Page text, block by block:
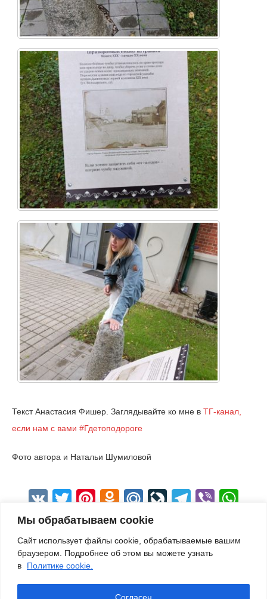
Мы обрабатываем cookie
Сайт использует файлы cookie, обрабатываемые вашим
браузером. Подробнее об этом вы можете узнать
в
Политике cookie.
Согласен
Текст Анастасия Фишер. Заглядывайте ко мне в ТГ-канал,
если нам с вами #Гдетоподороге
Фото автора и Натальи Шумиловой
VK Twitter
Pinterest
Odnoklassniki
Mail.Ru
LiveJournal
Viber